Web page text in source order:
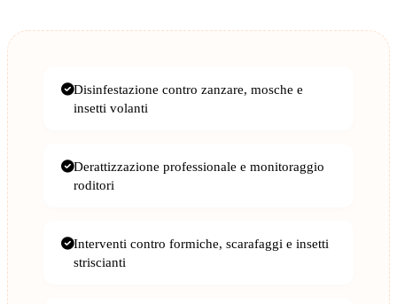
Disinfestazione contro zanzare, mosche e
insetti volanti
Derattizzazione professionale e monitoraggio
roditori
Interventi contro formiche, scarafaggi e insetti
striscianti